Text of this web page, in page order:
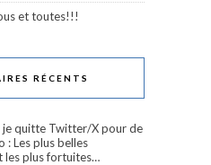
et toutes!!!
RÉCENTS
je quitte Twitter/X pour de
: Les plus belles
les plus fortuites…